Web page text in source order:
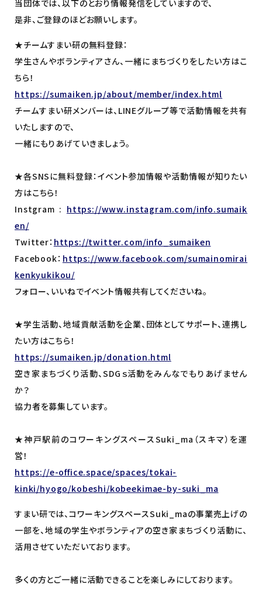
当団体では、以下のとおり情報発信をしていますので、
是非、ご登録のほどお願いします。
★チームすまい研の無料登録：
学生さんやボランティアさん、一緒にまちづくりをしたい方はこ
ちら！
https://sumaiken.jp/about/member/index.html
チームすまい研メンバーは、LINEグループ等で活動情報を共有
いたしますので、
一緒にもりあげていきましょう。
★各SNSに無料登録：イベント参加情報や活動情報が知りたい
方はこちら！
Instgram : https://www.instagram.com/info.sumaik
en/
Twitter： https://twitter.com/info_sumaiken
Facebook： https://www.facebook.com/sumainomirai
kenkyukikou/
フォロー、いいねでイベント情報共有してくださいね。
★学生活動、地域貢献活動を企業、団体としてサポート、連携し
たい方はこちら！
https://sumaiken.jp/donation.html
空き家まちづくり活動、SDGｓ活動をみんなでもりあげません
か？
協力者を募集しています。
★神戸駅前のコワーキングスペースSuki_ma（スキマ）を運
営！
https://e-office.space/spaces/tokai-
kinki/hyogo/kobeshi/kobeekimae-by-suki_ma
すまい研では、コワーキングスペースSuki_maの事業売上げの
一部を、地域の学生やボランティアの空き家まちづくり活動に、
活用させていただいております。
多くの方とご一緒に活動できることを楽しみにしております。